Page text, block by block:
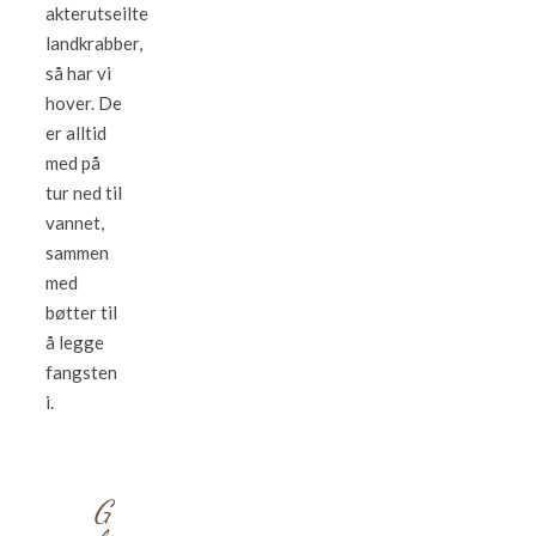
akterutseilte
landkrabber,
så har vi
hover. De
er alltid
med på
tur ned til
vannet,
sammen
med
bøtter til
å legge
fangsten
i.
G